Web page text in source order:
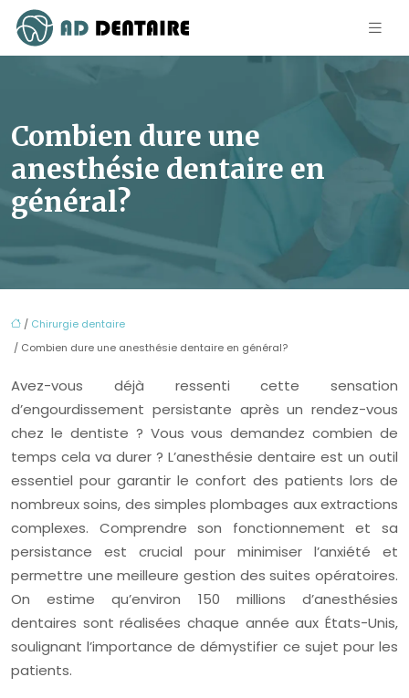
Combien dure une
anesthésie dentaire en
général?
/ Chirurgie dentaire
/ Combien dure une anesthésie dentaire en général?
Avez-vous déjà ressenti cette sensation
d’engourdissement persistante après un rendez-vous
chez le dentiste ? Vous vous demandez combien de
temps cela va durer ? L’anesthésie dentaire est un outil
essentiel pour garantir le confort des patients lors de
nombreux soins, des simples plombages aux extractions
complexes. Comprendre son fonctionnement et sa
persistance est crucial pour minimiser l’anxiété et
permettre une meilleure gestion des suites opératoires.
On estime qu’environ 150 millions d’anesthésies
dentaires sont réalisées chaque année aux États-Unis,
soulignant l’importance de démystifier ce sujet pour les
patients.